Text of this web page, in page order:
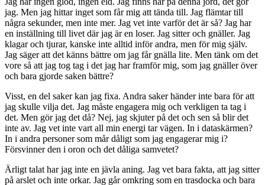
jag. Men jag hittar inget som får mig att tända till. Jag flämtar till
några sekunder, men inte mer. Jag vet inte varför det är så? Jag har
en inställning till livet där jag är en loser. Jag sitter och gnäller. Jag
klagar och tjurar, kanske inte alltid inför andra, men för mig själv.
Jag säger att det känns bättre om jag får gnälla lite. Men tänk om det
vore så att jag tog tag i det jag har framför mig, som jag gnäller över
och bara gjorde saken bättre?
Visst, en del saker kan jag fixa. Andra saker händer inte bara för att
jag skulle vilja det. Jag måste engagera mig och verkligen ta tag i
det. Men gör jag det då? Nej, jag skjuter på det och sen så blir det
inte av. Jag vet inte vart all min energi tar vägen. In i dataskärmen?
In i andra personer som mår dåligt som jag engagerar mig i?
Försvinner den i oron och det dåliga samvetet?
Ärligt talat har jag inte en jävla aning. Jag vet bara fakta, att jag sitter
på arslet och inte orkar. Jag går omkring som en trasdocka och bara